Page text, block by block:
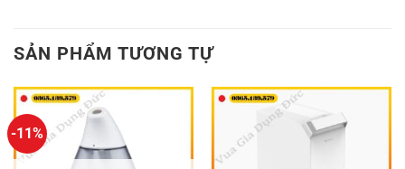
SẢN PHẨM TƯƠNG TỰ
-11%